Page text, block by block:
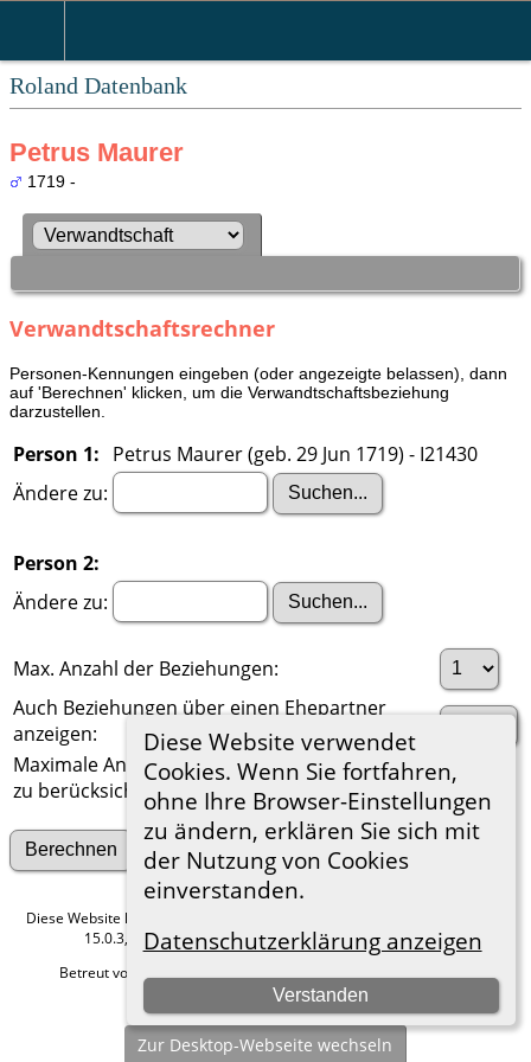
Roland Datenbank
Diese Website verwendet
Cookies. Wenn Sie fortfahren,
ohne Ihre Browser-Einstellungen
zu ändern, erklären Sie sich mit
der Nutzung von Cookies
einverstanden.
Datenschutzerklärung anzeigen
Verstanden
Petrus Maurer
1719 -
Verwandtschaftsrechner
Personen-Kennungen eingeben (oder angezeigte belassen), dann
auf 'Berechnen' klicken, um die Verwandtschaftsbeziehung
darzustellen.
Person 1: Petrus Maurer (geb. 29 Jun 1719) - I21430
Ändere zu:
Person 2:
Ändere zu:
Max. Anzahl der Beziehungen:
Auch Beziehungen über einen Ehepartner
anzeigen:
Maximale Anzahl der
zu berücksichtigenden Generationen:
Suche nach anderen Verbindungen
Diese Website läuft mit
15.0.3, programmiert von Darrin Lythgoe © 2001-2026.
Betreut von
Hier geht es zum Impressum
Zur Desktop-Webseite wechseln